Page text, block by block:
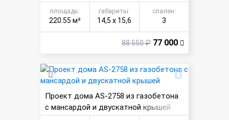
гаражом
площадь:
220.55 м²
габариты:
14,5 х 15,6
спален:
3
88 550 ₽ 77 000
Проект дома AS-2758 из газобетона
с мансардой и двускатной крышей